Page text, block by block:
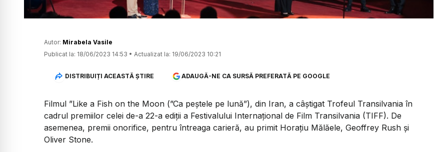
Autor: Mirabela Vasile
Publicat la: 18/06/2023 14:53 • Actualizat la: 19/06/2023 10:21
DISTRIBUIȚI ACEASTĂ ȘTIRE ADAUGĂ-NE CA SURSĂ PREFERATĂ PE GOOGLE
Filmul ”Like a Fish on the Moon (”Ca peștele pe lună”), din Iran, a câștigat Trofeul Transilvania în
cadrul premiilor celei de-a 22-a ediții a Festivalului Internațional de Film Transilvania (TIFF). De
asemenea, premii onorifice, pentru întreaga carieră, au primit Horațiu Mălăele, Geoffrey Rush și
Oliver Stone.